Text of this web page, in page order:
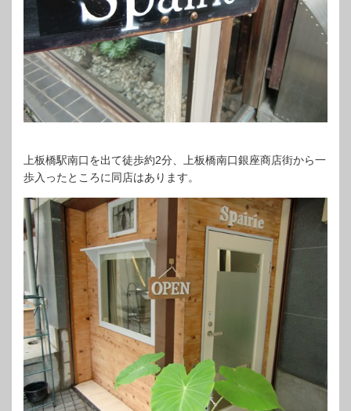
上板橋駅南口を出て徒歩約2分、上板橋南口銀座商店街から一
歩入ったところに同店はあります。